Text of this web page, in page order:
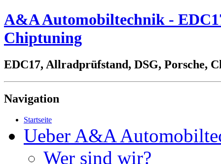
A&A Automobiltechnik -
Chiptuning
EDC17, Allradprüfstand, DSG, Porsche,
Navigation
Startseite
Ueber A&A
Wer sind wir?